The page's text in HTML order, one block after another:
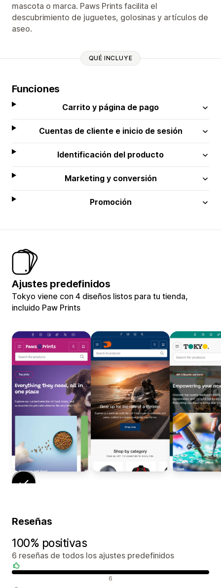
mascota o marca. Paws Prints facilita el
descubrimiento de juguetes, golosinas y artículos de
aseo.
QUÉ INCLUYE
Funciones
Carrito y página de pago
Cuentas de cliente e inicio de sesión
Identificación del producto
Marketing y conversión
Promoción
Ajustes predefinidos
Tokyo viene con 4 diseños listos para tu tienda,
incluido Paw Prints
Reseñas
100% positivas
6 reseñas de todos los ajustes predefinidos
6